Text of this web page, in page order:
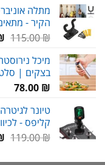
₪.
מתלה
הקיר -
115.00₪
מיכל
בצקים |
78.00 ₪
טיונר
קליפס -
119.00₪